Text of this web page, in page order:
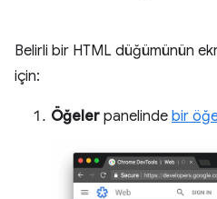
Belirli bir HTML düğümünün
için:
Öğeler panelinde bir